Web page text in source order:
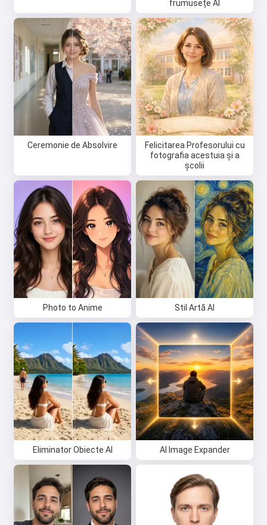
frumusețe AI
Ceremonie de Absolvire
Felicitarea Profesorului cu
fotografia acestuia și a
școlii
Photo to Anime Stil Artă AI
Eliminator Obiecte AI AI Image Expander